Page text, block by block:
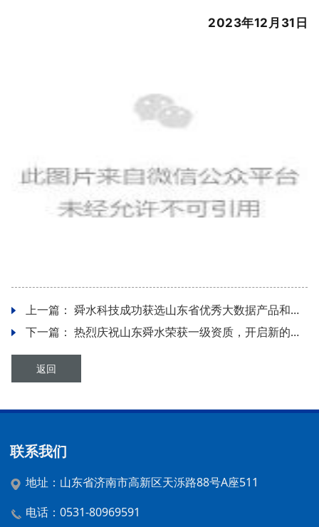
2023年12月31日
上一篇： 舜水科技成功获选山东省优秀大数据产品和解决方案！
下一篇： 热烈庆祝山东舜水荣获一级资质，开启新的里程碑
返回
联系我们
地址：山东省济南市高新区天泺路88号A座511
电话：0531-80969591